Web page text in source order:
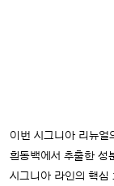
이번 시그니아 리뉴
흰동백에서 추출한 성
시그니아 라인의 핵심